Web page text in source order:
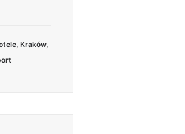
, Kraków,